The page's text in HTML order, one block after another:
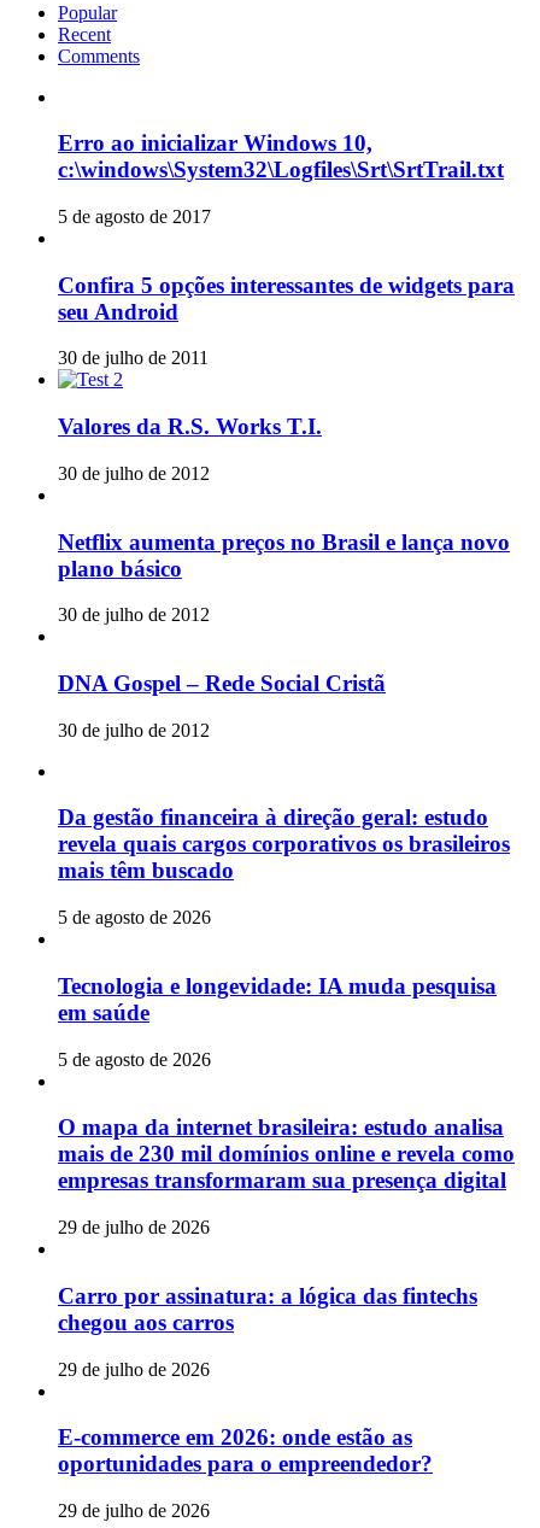
Popular
Recent
Comments
Erro ao inicializar Windows 10,
c:\windows\System32\Logfiles\Srt\SrtTrail.txt
5 de agosto de 2017
Confira 5 opções interessantes de widgets para
seu Android
30 de julho de 2011
Valores da R.S. Works T.I.
30 de julho de 2012
Netflix aumenta preços no Brasil e lança novo
plano básico
30 de julho de 2012
DNA Gospel – Rede Social Cristã
30 de julho de 2012
Da gestão financeira à direção geral: estudo
revela quais cargos corporativos os brasileiros
mais têm buscado
5 de agosto de 2026
Tecnologia e longevidade: IA muda pesquisa
em saúde
5 de agosto de 2026
O mapa da internet brasileira: estudo analisa
mais de 230 mil domínios online e revela como
empresas transformaram sua presença digital
29 de julho de 2026
Carro por assinatura: a lógica das fintechs
chegou aos carros
29 de julho de 2026
E-commerce em 2026: onde estão as
oportunidades para o empreendedor?
29 de julho de 2026